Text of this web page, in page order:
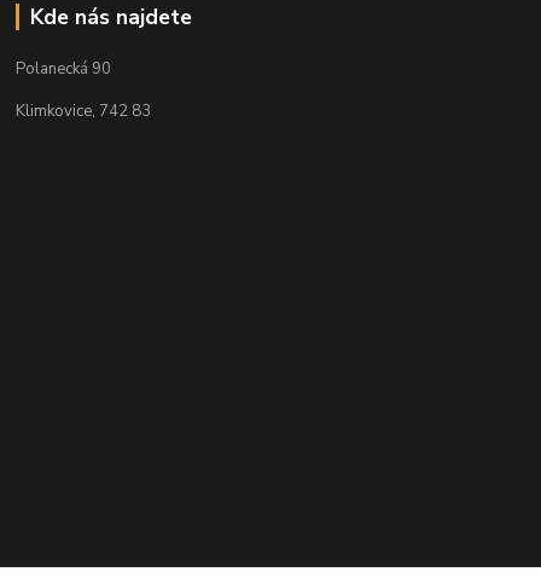
Kde nás najdete
Polanecká 90
Klimkovice, 742 83